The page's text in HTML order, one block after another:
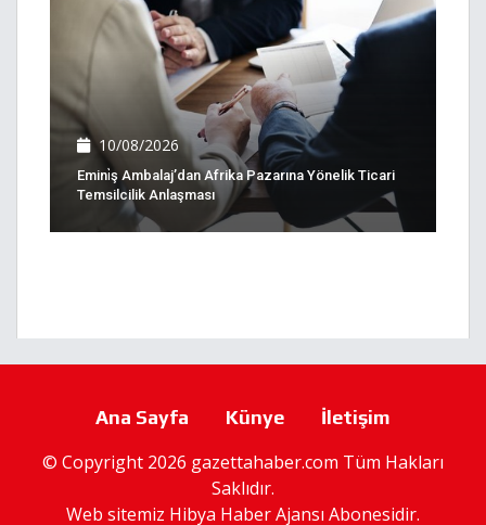
10/08/2026
Emini̇ş Ambalaj’dan Afrika Pazarına Yönelik Ticari
Temsilcilik Anlaşması
Ana Sayfa Künye İletişim
© Copyright 2026 gazettahaber.com Tüm Hakları
Saklıdır.
Web sitemiz Hibya Haber Ajansı Abonesidir.